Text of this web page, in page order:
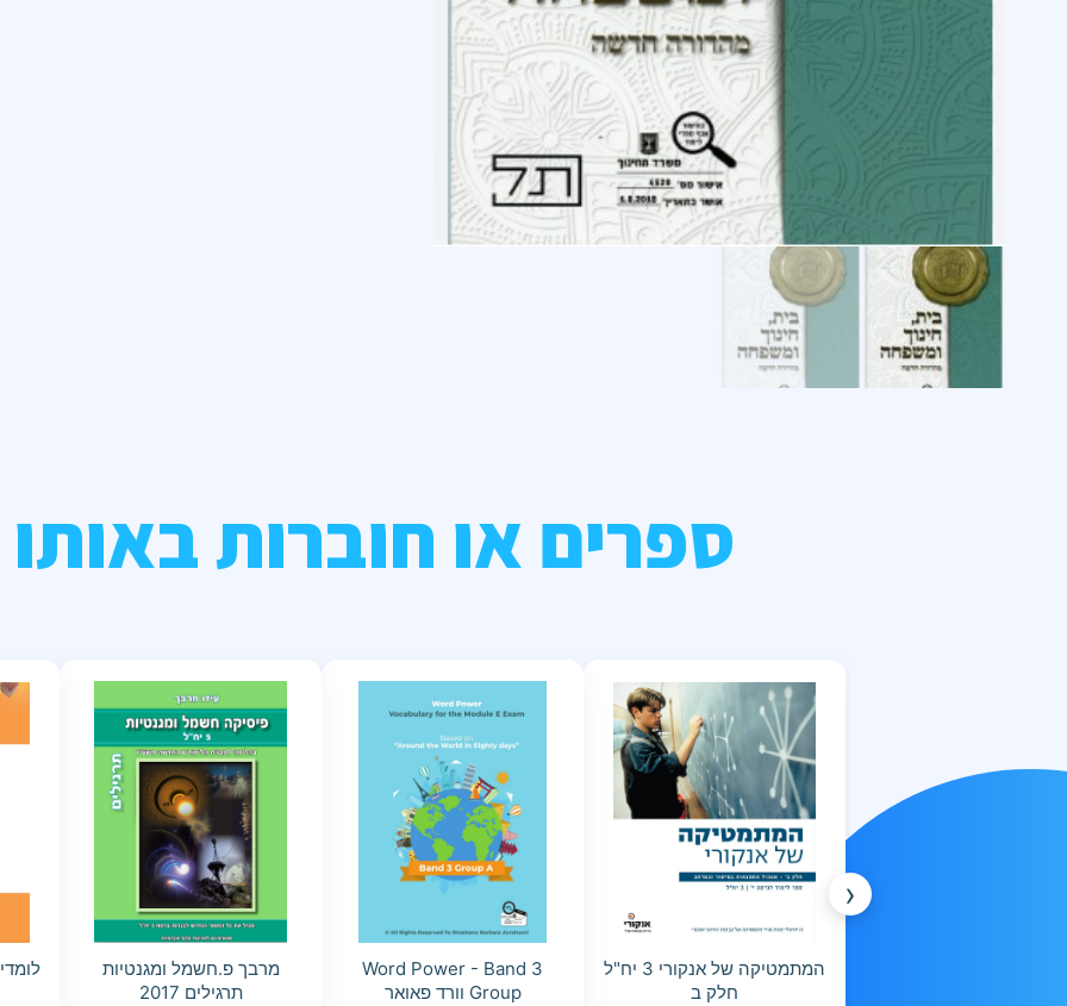
ספרים או חוברות
‹
המתמטיקה של אנקורי 3 יח"ל
חלק ב
Word Power - Band 3
Group וורד פאואר
מרבך פ.חשמל ומגנטיות
תרגילים 2017